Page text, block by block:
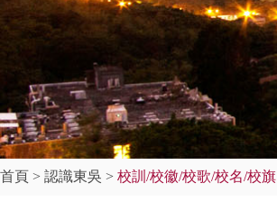
首頁 > 認識東吳 > 校訓/校徽/校歌/校名/校旗